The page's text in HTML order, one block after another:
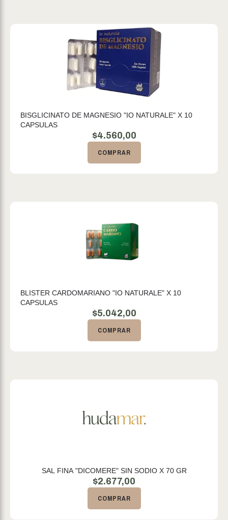
BISGLICINATO DE MAGNESIO "IO NATURALE" X 10
CAPSULAS
$4.560,00
COMPRAR
BLISTER CARDOMARIANO "IO NATURALE" X 10
CAPSULAS
$5.042,00
COMPRAR
SAL FINA "DICOMERE" SIN SODIO X 70 GR
$2.677,00
COMPRAR